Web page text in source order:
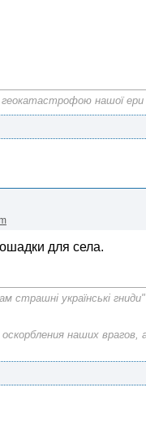
геокатастрофою нашої ери
для села.
страшні українські гниди"
наших врагов,